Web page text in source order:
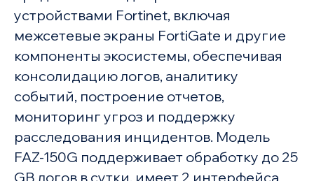
устройствами Fortinet, включая
межсетевые экраны FortiGate и другие
компоненты экосистемы, обеспечивая
консолидацию логов, аналитику
событий, построение отчетов,
мониторинг угроз и поддержку
расследования инцидентов. Модель
FAZ-150G поддерживает обработку до 25
GB логов в сутки, имеет 2 интерфейса